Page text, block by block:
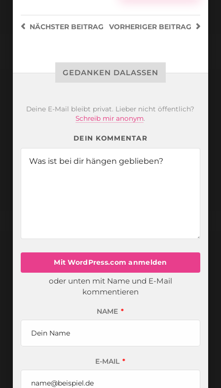
VORHERIGER BEITRAG
NÄCHSTERBEITRAG
GEDANKEN DALASSEN
Deine E-Mail bleibt privat. Lieber nicht öffentlich?
Schreib mir anonym.
DEIN KOMMENTAR
Mit WordPress.com anmelden
oder unten mit Name und E-Mail
kommentieren
NAME *
E-MAIL *